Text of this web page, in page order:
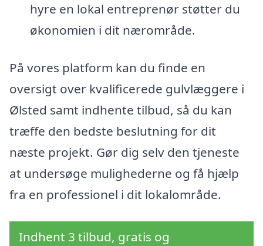
hyre en lokal entreprenør støtter du
økonomien i dit nærområde.
På vores platform kan du finde en
oversigt over kvalificerede gulvlæggere i
Ølsted samt indhente tilbud, så du kan
træffe den bedste beslutning for dit
næste projekt. Gør dig selv den tjeneste
at undersøge mulighederne og få hjælp
fra en professionel i dit lokalområde.
Indhent 3 tilbud, gratis og